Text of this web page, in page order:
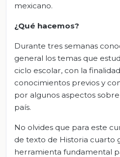
mexicano.
¿Qué hacemos?
Durante tres semanas
general los temas que
ciclo escolar, con la
conocimientos previos y
por algunos aspectos
país.
No olvides que para este
de texto de Historia cuarto
herramienta fundamental